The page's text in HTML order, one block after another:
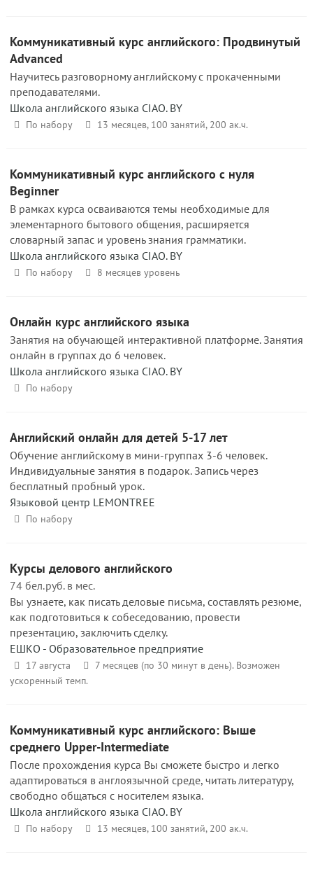
Коммуникативный курс английского: Продвинутый
Advanced
Научитесь разговорному английскому с прокаченными
преподавателями.
Школа английского языка CIAO. BY
По набору 13 месяцев, 100 занятий, 200 ак.ч.
Коммуникативный курс английского с нуля
Beginner
В рамках курса осваиваются темы необходимые для
элементарного бытового общения, расширяется
словарный запас и уровень знания грамматики.
Школа английского языка CIAO. BY
По набору 8 месяцев уровень
Онлайн курс английского языка
Занятия на обучающей интерактивной платформе. Занятия
онлайн в группах до 6 человек.
Школа английского языка CIAO. BY
По набору
Английский онлайн для детей 5-17 лет
Обучение английскому в мини-группах 3-6 человек.
Индивидуальные занятия в подарок. Запись через
бесплатный пробный урок.
Языковой центр LEMONTREE
По набору
Курсы делового английского
74 бел.руб. в мес.
Вы узнаете, как писать деловые письма, составлять резюме,
как подготовиться к собеседованию, провести
презентацию, заключить сделку.
ЕШКО - Образовательное предприятие
17 августа
7 месяцев (по 30 минут в день). Возможен
ускоренный темп.
Коммуникативный курс английского: Выше
среднего Upper-Intermediate
После прохождения курса Вы сможете быстро и легко
адаптироваться в англоязычной среде, читать литературу,
свободно общаться с носителем языка.
Школа английского языка CIAO. BY
По набору 13 месяцев, 100 занятий, 200 ак.ч.